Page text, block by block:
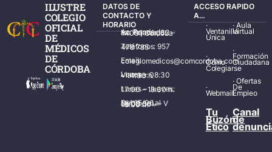
ILUSTRE
COLEGIO
OFICIAL
DE
MÉDICOS
DE
CÓRDOBA
DATOS DE
CONTACTO Y
HORARIO
Av. Ronda de los Tejares, 32 – 14001 Córdoba
Teléfonos: 957 478 785
Email: colegiomedicos@comcordoba.com
Lunes – Viernes: 08:30 – 14:30 h.
Lunes – Jueves: 17:00 – 19:30 h.
Del 15/06 al 15/09 de L – V de 08:00 – 15:00 h.
ACCESO RAPIDO
A...
·
Ventanilla
Única
·
Cómo
Colegiarse
·
Webmail
·Aula
Virtual
·
Formación
Ciudadana
·Ofertas
De
Empleo
Tu
Buzón
Ético
Canal
de